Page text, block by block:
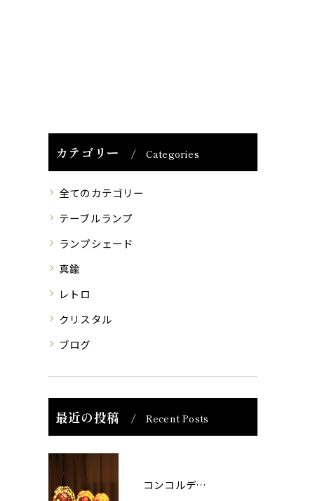
カテゴリー Categories
全てのカテゴリー
テーブルランプ
ランプシェード
真鍮
レトロ
クリスタル
ブログ
最近の投稿 Recent Posts
コンコルディア照明 販売について